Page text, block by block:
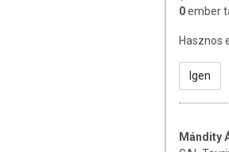
0ember
Hasznos
Igen
Mándity